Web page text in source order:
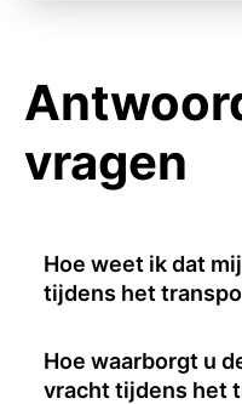
vragen
Hoe weet ik dat
tijdens het
Hoe waarborgt u
vracht tijdens het